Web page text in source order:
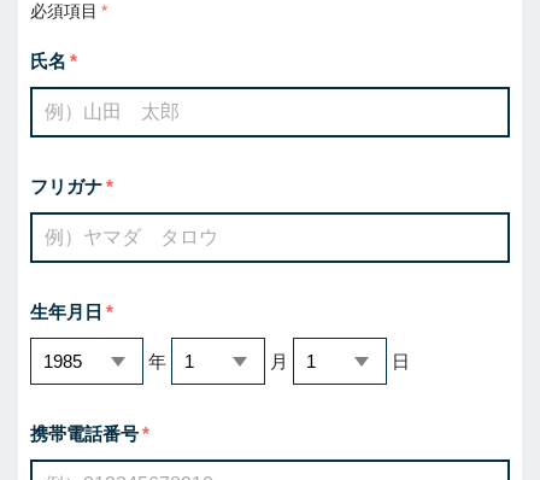
必須項目
氏名
フリガナ
生年月日
年 月 日
携帯電話番号